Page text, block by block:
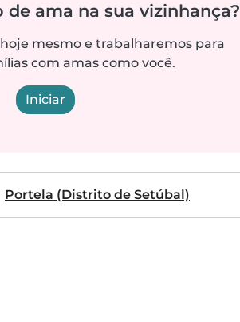
ama na sua vizinhança?
mesmo e trabalharemos para
com amas como você.
Iniciar
Portela (Distrito de Setúbal)